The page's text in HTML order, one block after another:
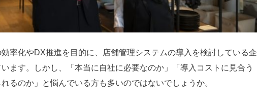
効率化やDX推進を目的に、店舗管理システムの導入を検討している企
ます。しかし、「本当に自社に必要なのか」「導入コストに見合う
るのか」と悩んでいる方も多いのではないでしょうか。